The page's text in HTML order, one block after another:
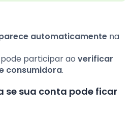
automaticamente na
participar ao verificar
consumidora.
se sua conta pode ficar